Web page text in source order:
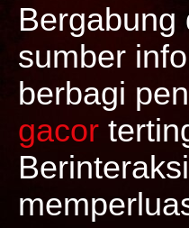
Bergabung
sumber
berbagi
gacor